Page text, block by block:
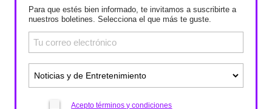
Para que estés bien informado, te invitamos a suscribirte a
nuestros boletines. Selecciona el que más te guste.
Acepto términos y condiciones